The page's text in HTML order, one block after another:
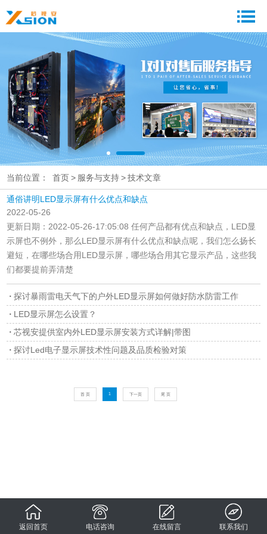
当前位置： 首页> 服务与支持>技术文章
通俗讲明LED显示屏有什么优点和缺点
2022-05-26
更新日期：2022-05-26-17:05:08 任何产品都有优点和缺点，LED显
示屏也不例外，那么LED显示屏有什么优点和缺点呢，我们怎么扬长
避短，在哪些场合用LED显示屏，哪些场合用其它显示产品，这些我
们都要提前弄清楚
探讨暴雨雷电天气下的户外LED显示屏如何做好防水防雷工作
LED显示屏怎么设置？
芯视安提供室内外LED显示屏安装方式详解|带图
探讨Led电子显示屏技术性问题及品质检验对策
首 页 1 下一页 尾 页
返回首页 电话咨询 在线留言 联系我们